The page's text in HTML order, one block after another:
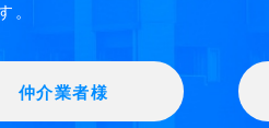
。
仲介業者様